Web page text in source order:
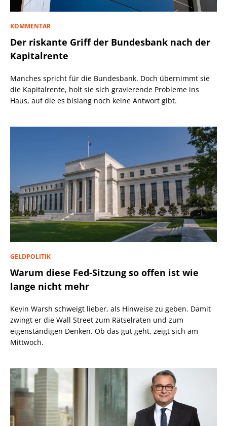
KOMMENTAR
Der riskante Griff der Bundesbank nach der
Kapitalrente
Manches spricht für die Bundesbank. Doch übernimmt sie
die Kapitalrente, holt sie sich gravierende Probleme ins
Haus, auf die es bislang noch keine Antwort gibt.
GELDPOLITIK
Warum diese Fed-Sitzung so offen ist wie
lange nicht mehr
Kevin Warsh schweigt lieber, als Hinweise zu geben. Damit
zwingt er die Wall Street zum Rätselraten und zum
eigenständigen Denken. Ob das gut geht, zeigt sich am
Mittwoch.